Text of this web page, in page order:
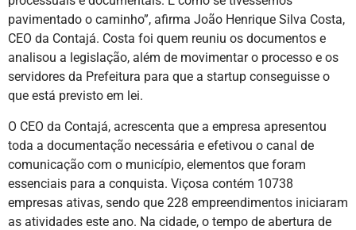
pavimentado o caminho”, afirma João Henrique Silva Costa,
CEO da Contajá. Costa foi quem reuniu os documentos e
analisou a legislação, além de movimentar o processo e os
servidores da Prefeitura para que a startup conseguisse o
que está previsto em lei.
O CEO da Contajá, acrescenta que a empresa apresentou
toda a documentação necessária e efetivou o canal de
comunicação com o município, elementos que foram
essenciais para a conquista. Viçosa contém 10738
empresas ativas, sendo que 228 empreendimentos iniciaram
as atividades este ano. Na cidade, o tempo de abertura de